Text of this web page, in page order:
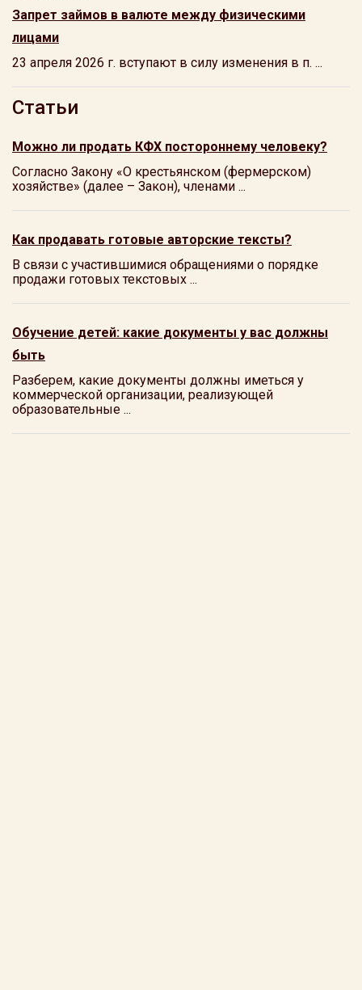
Запрет займов в валюте между физическими
лицами
23 апреля 2026 г. вступают в силу изменения в п. ...
Статьи
Можно ли продать КФХ постороннему человеку?
Согласно Закону «О крестьянском (фермерском)
хозяйстве» (далее – Закон), членами ...
Как продавать готовые авторские тексты?
В связи с участившимися обращениями о порядке
продажи готовых текстовых ...
Обучение детей: какие документы у вас должны
быть
Разберем, какие документы должны иметься у
коммерческой организации, реализующей
образовательные ...